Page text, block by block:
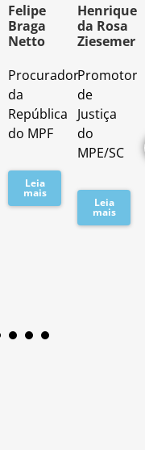
Felipe
Braga
Netto
Procurador
da
República
do MPF
Leia
mais
Henrique
da Rosa
Ziesemer
Promotor
de
Justiça
do
MPE/SC
Leia
mais
1 2 3